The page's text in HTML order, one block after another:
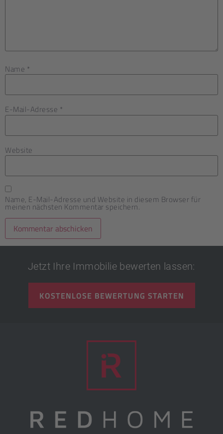
Name *
E-Mail-Adresse *
Website
Name, E-Mail-Adresse und Website in diesem Browser für
meinen nächsten Kommentar speichern.
Jetzt Ihre Immobilie bewerten lassen:
KOSTENLOSE BEWERTUNG STARTEN